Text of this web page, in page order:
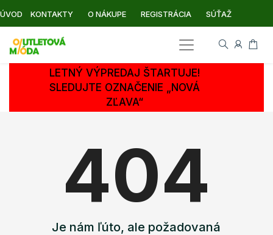
ÚVOD KONTAKTY O NÁKUPE REGISTRÁCIA SÚŤAŽ
LETNÝ VÝPREDAJ ŠTARTUJE!
SLEDUJTE OZNAČENIE „NOVÁ
ZĽAVA“
404
Je nám ľúto, ale požadovaná